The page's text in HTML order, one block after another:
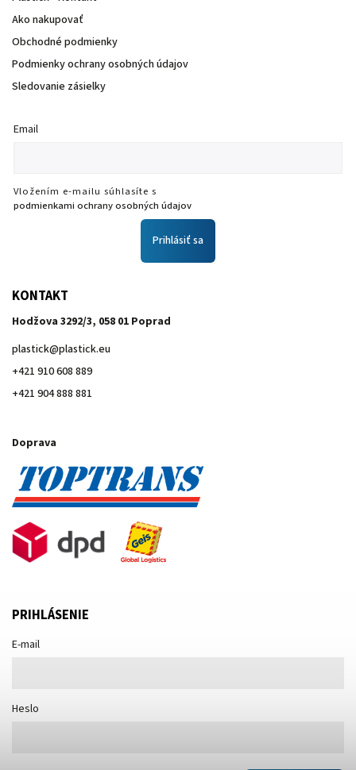
Ako nakupovať
Obchodné podmienky
Podmienky ochrany osobných údajov
Sledovanie zásielky
Email
Vložením e-mailu súhlasíte s
podmienkami ochrany osobných údajov
Prihlásiť sa
KONTAKT
Hodžova 3292/3, 058 01 Poprad
plastick@plastick.eu
+421 910 608 889
+421 904 888 881
Doprava
PRIHLÁSENIE
E-mail
Heslo